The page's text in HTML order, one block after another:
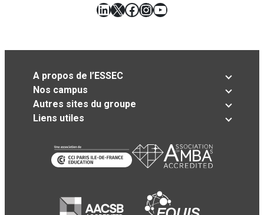
LinkedIn
X Facebook
Instagram
YouTube
A propos de l’ESSEC
Nos campus
Autres sites du groupe
Liens utiles